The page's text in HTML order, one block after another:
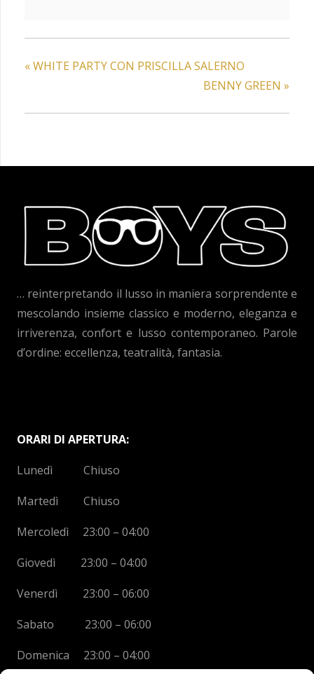
«WHITE PARTY CON PRISCILLA SALERNO
BENNY GREEN »
… reinterpretando il lusso in maniera sorprendente e
mescolando insieme classico e moderno, eleganza e
irriverenza, confort e lusso contemporaneo. Parole
d’ordine: eccellenza, teatralità, fantasia.
ORARI DI APERTURA:
Lunedì Chiuso
Martedì Chiuso
Mercoledì 23:00 – 04:00
Giovedì 23:00 – 04:00
Venerdì 23:00 – 06:00
Sabato 23:00 – 06:00
Domenica 23:00 – 04:00